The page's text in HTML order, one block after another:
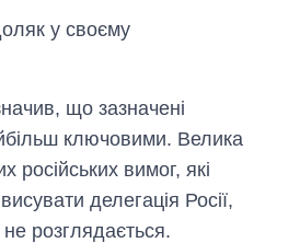
у своєму
що зазначені
ключовими. Велика
російських вимог, які
делегація Росії,
не розглядається.